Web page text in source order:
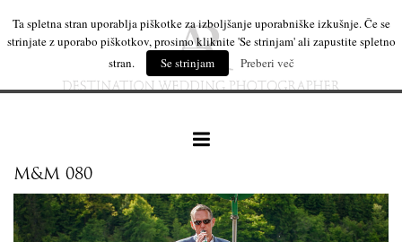
naše delo
M&M 080
Ta spletna stran uporablja piškotke za izboljšanje uporabniške izkušnje. Če se
strinjate z uporabo piškotkov, prosimo kliknite 'Se strinjam' ali zapustite spletno
stran.
Se strinjam Preberi več